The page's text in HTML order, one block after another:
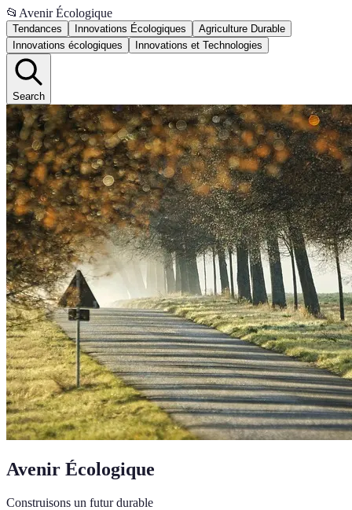
📂 Avenir Écologique
Tendances Innovations Écologiques
Agriculture Durable
Innovations écologiques
Innovations et Technologies
Search
Avenir Écologique
Construisons un futur durable